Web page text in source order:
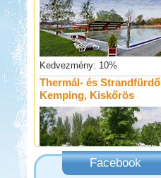
Kedvezmény: 10%
Thermál- és Strandfürdő
Kemping, Kiskőrös
Facebook